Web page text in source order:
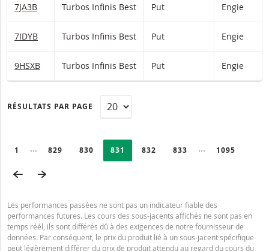
7JA3B Turbos Infinis Best Put Engie
7IDYB Turbos Infinis Best Put Engie
9HSXB Turbos Infinis Best Put Engie
RÉSULTATS PAR PAGE
PAGE
1 Collapsed pages
PAGE
829 PAGE
830 Selected:
PAGE
831 PAGE
832 PAGE
833 Collapsed
DERNIÈRE
1095
PAGE PRÉCÉDENTE
Les performances passées ne sont pas un indicateur fiable des
performances futures. Les cours des sous-jacents affichés ne sont pas en
temps réél, ils sont différés dû à des exigences de notre fournisseur de
données. Par conséquent, le prix du produit lié à un sous-jacent spécifique
peut légèrement différer du prix de produit attendu au regard du cours du